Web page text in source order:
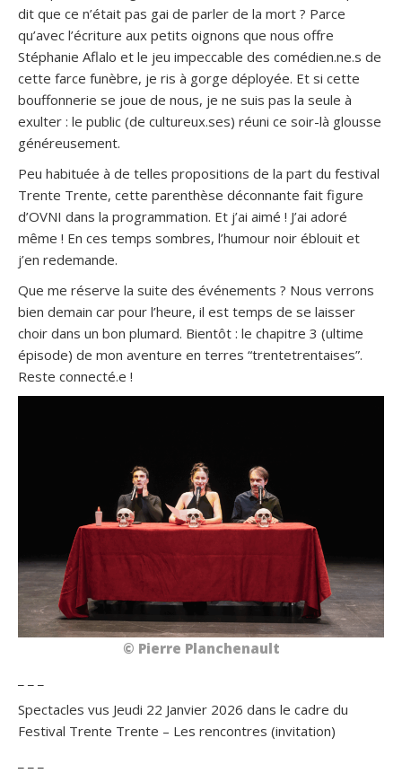
dit que ce n’était pas gai de parler de la mort ? Parce
qu’avec l’écriture aux petits oignons que nous offre
Stéphanie Aflalo et le jeu impeccable des comédien.ne.s de
cette farce funèbre, je ris à gorge déployée. Et si cette
bouffonnerie se joue de nous, je ne suis pas la seule à
exulter : le public (de cultureux.ses) réuni ce soir-là glousse
généreusement.
Peu habituée à de telles propositions de la part du festival
Trente Trente, cette parenthèse déconnante fait figure
d’OVNI dans la programmation. Et j’ai aimé ! J’ai adoré
même ! En ces temps sombres, l’humour noir éblouit et
j’en redemande.
Que me réserve la suite des événements ? Nous verrons
bien demain car pour l’heure, il est temps de se laisser
choir dans un bon plumard. Bientôt : le chapitre 3 (ultime
épisode) de mon aventure en terres “trentetrentaises”.
Reste connecté.e !
© Pierre Planchenault
Spectacles vus Jeudi 22 Janvier 2026 dans le cadre du
Festival Trente Trente – Les rencontres (invitation)